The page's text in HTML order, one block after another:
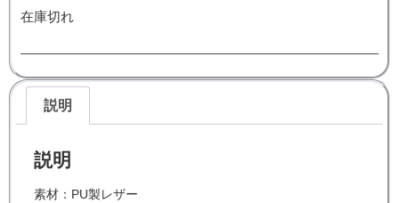
在庫切れ
説明
説明
素材：PU製レザー